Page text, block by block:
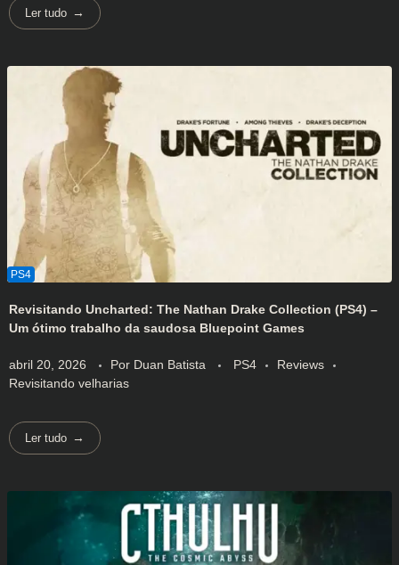
Ler tudo
Revisitando Uncharted: The Nathan Drake Collection (PS4) –
Um ótimo trabalho da saudosa Bluepoint Games
abril 20, 2026 Por Duan Batista PS4
Reviews
Revisitando velharias
Ler tudo